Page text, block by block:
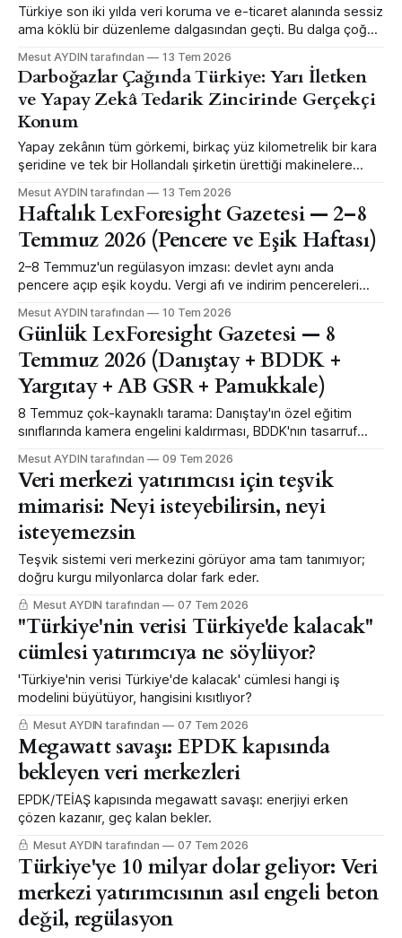
Türkiye son iki yılda veri koruma ve e-ticaret alanında sessiz
ama köklü bir düzenleme dalgasından geçti. Bu dalga çoğu
mesele daha keskin: Bu kurallar, hangi Türk şirketinin Avrupa
pazarına dokunabileceğini, hangi platformun büyümesine
sınır konacağını ve verinin sınırın
Mesut AYDIN tarafından 13 Tem 2026
Darboğazlar Çağında Türkiye: Yarı İletken
ve Yapay Zekâ Tedarik Zincirinde Gerçekçi
Konum
Yapay zekânın tüm görkemi, birkaç yüz kilometrelik bir kara
şeridine ve tek bir Hollandalı şirketin ürettiği makinelere
haritasının en somut ifadesi. Türkiye bu haritada nerede
duruyor ve nereye durabilir? Cevap, ne "çip devi olacağız"
iyimserliğinde ne de "hiçbir şansımız
Mesut AYDIN tarafından 13 Tem 2026
Haftalık LexForesight Gazetesi — 2–8
Temmuz 2026 (Pencere ve Eşik Haftası)
2–8 Temmuz'un regülasyon imzası: devlet aynı anda
pencere açıp eşik koydu. Vergi afı ve indirim pencereleri
Decode→Map→Move + arbitraj vektörüyle haftanın büyük
resmi.
Mesut AYDIN tarafından 10 Tem 2026
Günlük LexForesight Gazetesi — 8
Temmuz 2026 (Danıştay + BDDK +
Yargıtay + AB GSR + Pamukkale)
8 Temmuz çok-kaynaklı tarama: Danıştay'ın özel eğitim
sınıflarında kamera engelini kaldırması, BDDK'nın tasarruf
ıslah İBK kararı, AB Genel Güvenlik Tüzüğü ileri fazı ve
Pamukkale ilişik kesme eşiği.
Mesut AYDIN tarafından 09 Tem 2026
Veri merkezi yatırımcısı için teşvik
mimarisi: Neyi isteyebilirsin, neyi
isteyemezsin
Teşvik sistemi veri merkezini görüyor ama tam tanımıyor;
doğru kurgu milyonlarca dolar fark eder.
Mesut AYDIN tarafından 07 Tem 2026
"Türkiye'nin verisi Türkiye'de kalacak"
cümlesi yatırımcıya ne söylüyor?
'Türkiye'nin verisi Türkiye'de kalacak' cümlesi hangi iş
modelini büyütüyor, hangisini kısıtlıyor?
Mesut AYDIN tarafından 07 Tem 2026
Megawatt savaşı: EPDK kapısında
bekleyen veri merkezleri
EPDK/TEİAŞ kapısında megawatt savaşı: enerjiyi erken
çözen kazanır, geç kalan bekler.
Mesut AYDIN tarafından 07 Tem 2026
Türkiye'ye 10 milyar dolar geliyor: Veri
merkezi yatırımcısının asıl engeli beton
değil, regülasyon